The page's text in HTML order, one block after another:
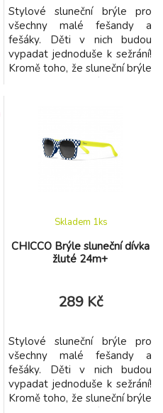
Stylové sluneční brýle pro
všechny malé fešandy a
fešáky. Děti v nich budou
vypadat jednoduše k sežrání!
Kromě toho, že sluneční brýle
ochranu, protože jejich očka
jsou mnohem jemnější než u
CHICCO Brýle sluneční dívka
žluté 24m+
Skladem 1ks
289 Kč
Stylové sluneční brýle pro
všechny malé fešandy a
fešáky. Děti v nich budou
vypadat jednoduše k sežrání!
Kromě toho, že sluneční brýle